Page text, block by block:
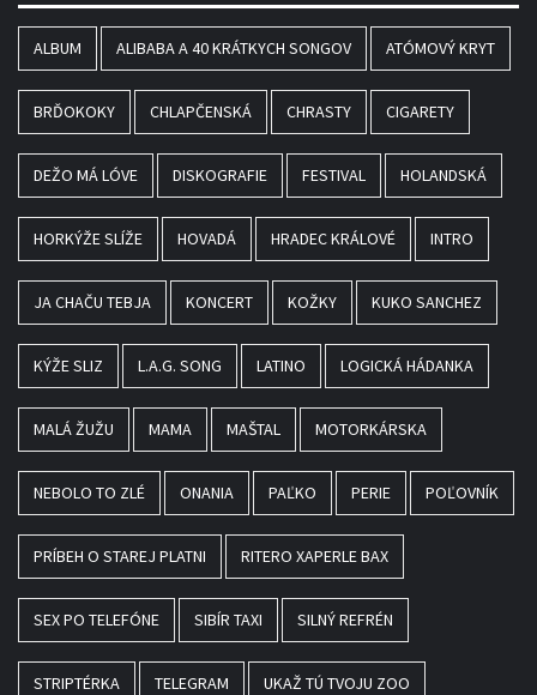
ALBUM ALIBABA A 40 KRÁTKYCH SONGOV ATÓMOVÝ KRYT
BRĎOKOKY CHLAPČENSKÁ CHRASTY CIGARETY
DEŽO MÁ LÓVE DISKOGRAFIE FESTIVAL HOLANDSKÁ
HORKÝŽE SLÍŽE HOVADÁ HRADEC KRÁLOVÉ INTRO
JA CHAČU TEBJA KONCERT KOŽKY KUKO SANCHEZ
KÝŽE SLIZ L.A.G. SONG LATINO LOGICKÁ HÁDANKA
MALÁ ŽUŽU MAMA MAŠTAL MOTORKÁRSKA
NEBOLO TO ZLÉ ONANIA PAĽKO PERIE POĽOVNÍK
PRÍBEH O STAREJ PLATNI RITERO XAPERLE BAX
SEX PO TELEFÓNE SIBÍR TAXI SILNÝ REFRÉN
STRIPTÉRKA TELEGRAM UKAŽ TÚ TVOJU ZOO